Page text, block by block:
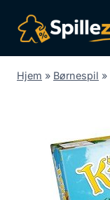
indhold
Hjem » Børnespil »